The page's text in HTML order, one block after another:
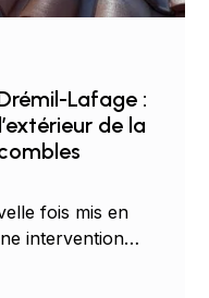
Lafage :
de la
fois mis en
intervention